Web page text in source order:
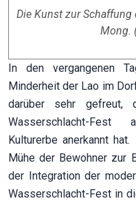
Die Kunst zur Schaffung
Mong.
In den vergangenen
Minderheit der Lao im
darüber sehr gefreut,
Wasserschlacht-
Kulturerbe anerkannt
Mühe der Bewohner zur
der Integration der
Wasserschlacht-Fest in